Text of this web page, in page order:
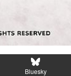
Bluesky